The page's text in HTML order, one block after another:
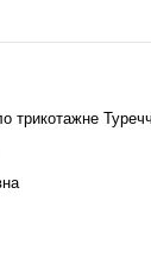
трикотажне